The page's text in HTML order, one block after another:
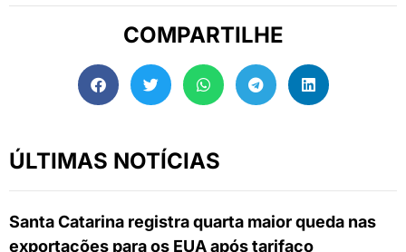
COMPARTILHE
ÚLTIMAS NOTÍCIAS
Santa Catarina registra quarta maior queda nas
exportações para os EUA após tarifaço